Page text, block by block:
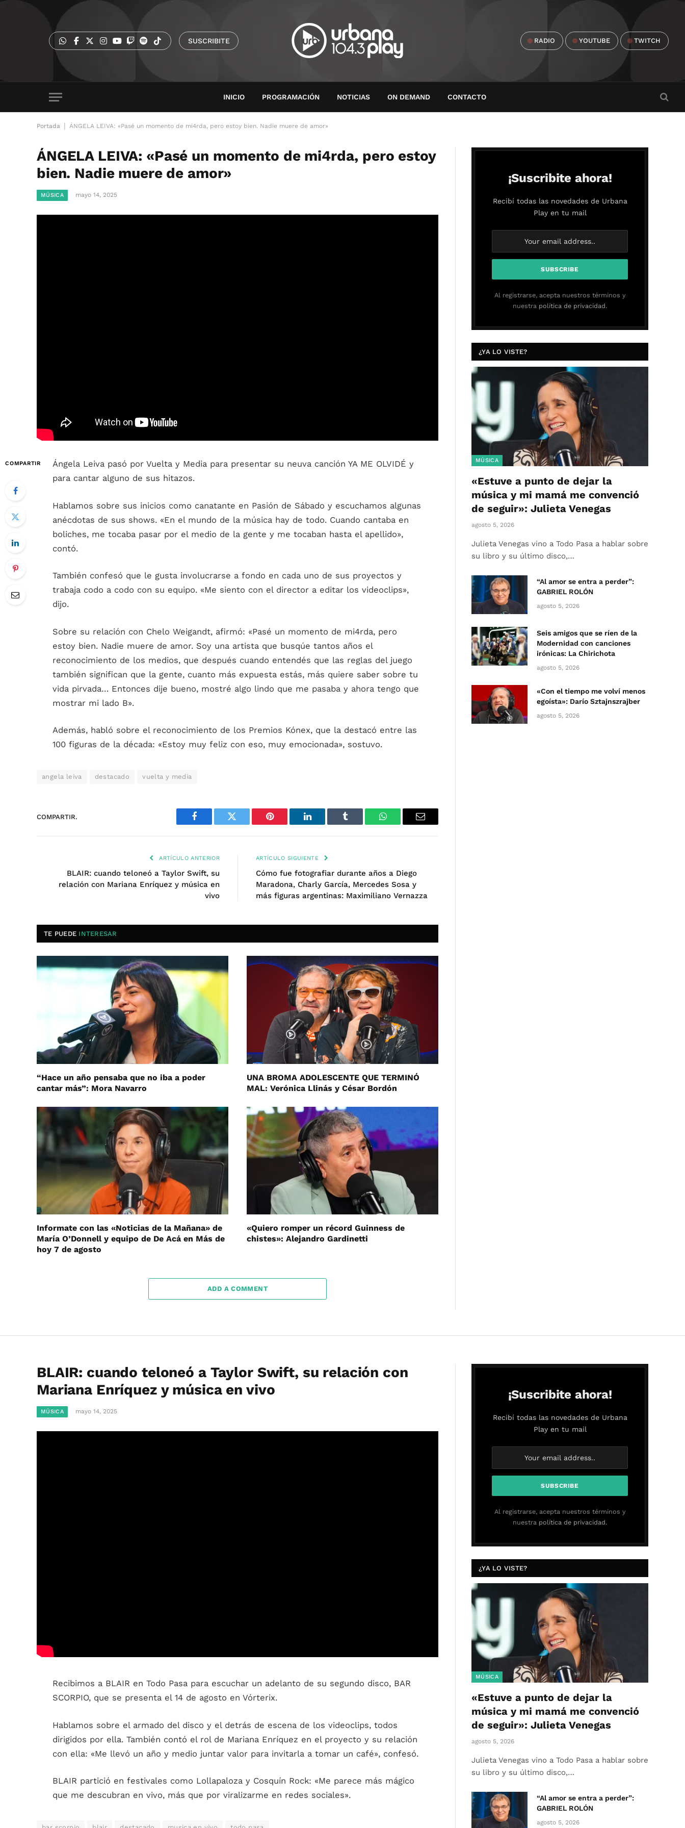
SUSCRIBITE RADIO YOUTUBE TWITCH
INICIO PROGRAMACIÓN NOTICIAS ON DEMAND CONTACTO
Portada ÁNGELA LEIVA: «Pasé un momento de mi4rda, pero estoy bien. Nadie muere de amor»
ÁNGELA LEIVA: «Pasé un momento de mi4rda, pero estoy
bien. Nadie muere de amor»
MÚSICA mayo 14, 2025
COMPARTIR
Ángela Leiva pasó por Vuelta y Media para presentar su neuva canción YA ME OLVIDÉ y
para cantar alguno de sus hitazos.
Hablamos sobre sus inicios como canatante en Pasión de Sábado y escuchamos algunas
anécdotas de sus shows. «En el mundo de la música hay de todo. Cuando cantaba en
boliches, me tocaba pasar por el medio de la gente y me tocaban hasta el apellido»,
contó.
También confesó que le gusta involucrarse a fondo en cada uno de sus proyectos y
trabaja codo a codo con su equipo. «Me siento con el director a editar los videoclips»,
dijo.
Sobre su relación con Chelo Weigandt, afirmó: «Pasé un momento de mi4rda, pero
estoy bien. Nadie muere de amor. Soy una artista que busqúe tantos años el
reconocimiento de los medios, que después cuando entendés que las reglas del juego
también significan que la gente, cuanto más expuesta estás, más quiere saber sobre tu
vida pirvada… Entonces dije bueno, mostré algo lindo que me pasaba y ahora tengo que
mostrar mi lado B».
Además, habló sobre el reconocimiento de los Premios Kónex, que la destacó entre las
100 figuras de la década: «Estoy muy feliz con eso, muy emocionada», sostuvo.
angela leiva destacado vuelta y media
COMPARTIR.
Facebook Twitter Pinterest LinkedIn Tumblr WhatsAppEmail
ARTÍCULO ANTERIOR
BLAIR: cuando teloneó a Taylor Swift, su
relación con Mariana Enríquez y música en
vivo
ARTÍCULO SIGUIENTE
Cómo fue fotografiar durante años a Diego
Maradona, Charly García, Mercedes Sosa y
más figuras argentinas: Maximiliano Vernazza
TE PUEDE INTERESAR
“Hace un año pensaba que no iba a poder
cantar más”: Mora Navarro
UNA BROMA ADOLESCENTE QUE TERMINÓ
MAL: Verónica Llinás y César Bordón
Informate con las «Noticias de la Mañana» de
María O’Donnell y equipo de De Acá en Más de
hoy 7 de agosto
«Quiero romper un récord Guinness de
chistes»: Alejandro Gardinetti
ADD A COMMENT
¡Suscribite ahora!
Recibí todas las novedades de Urbana
Play en tu mail
Al registrarse, acepta nuestros términos y
nuestra política de privacidad.
¿YA LO VISTE?
MÚSICA
«Estuve a punto de dejar la
música y mi mamá me convenció
de seguir»: Julieta Venegas
agosto 5, 2026
Julieta Venegas vino a Todo Pasa a hablar sobre
su libro y su último disco,…
“Al amor se entra a perder”:
GABRIEL ROLÓN
agosto 5, 2026
Seis amigos que se ríen de la
Modernidad con canciones
irónicas: La Chirichota
agosto 5, 2026
«Con el tiempo me volví menos
egoísta»: Darío Sztajnszrajber
agosto 5, 2026
BLAIR: cuando teloneó a Taylor Swift, su relación con
Mariana Enríquez y música en vivo
MÚSICA mayo 14, 2025
Recibimos a BLAIR en Todo Pasa para escuchar un adelanto de su segundo disco, BAR
SCORPIO, que se presenta el 14 de agosto en Vórterix.
Hablamos sobre el armado del disco y el detrás de escena de los videoclips, todos
dirigidos por ella. También contó el rol de Mariana Enríquez en el proyecto y su relación
con ella: «Me llevó un año y medio juntar valor para invitarla a tomar un café», confesó.
BLAIR partició en festivales como Lollapaloza y Cosquín Rock: «Me parece más mágico
que me descubran en vivo, más que por viralizarme en redes sociales».
¡Suscribite ahora!
Recibí todas las novedades de Urbana
Play en tu mail
Al registrarse, acepta nuestros términos y
nuestra política de privacidad.
¿YA LO VISTE?
MÚSICA
«Estuve a punto de dejar la
música y mi mamá me convenció
de seguir»: Julieta Venegas
agosto 5, 2026
Julieta Venegas vino a Todo Pasa a hablar sobre
su libro y su último disco,…
“Al amor se entra a perder”:
GABRIEL ROLÓN
agosto 5, 2026